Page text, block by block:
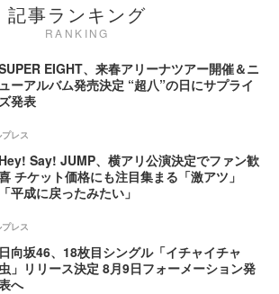
記事ランキング
RANKING
EIGHT、来春アリーナツアー開催＆ニ
ューアルバム発売決定 “超八”の日にサプライ
ズ発表
レス
Hey! Say! JUMP、横アリ公演決定でファン歓
チケット価格にも注目集まる「激アツ」
「平成に戻ったみたい」
レス
日向坂46、18枚目シングル「イチャイチャ
虫」リリース決定 8月9日フォーメーション発
へ